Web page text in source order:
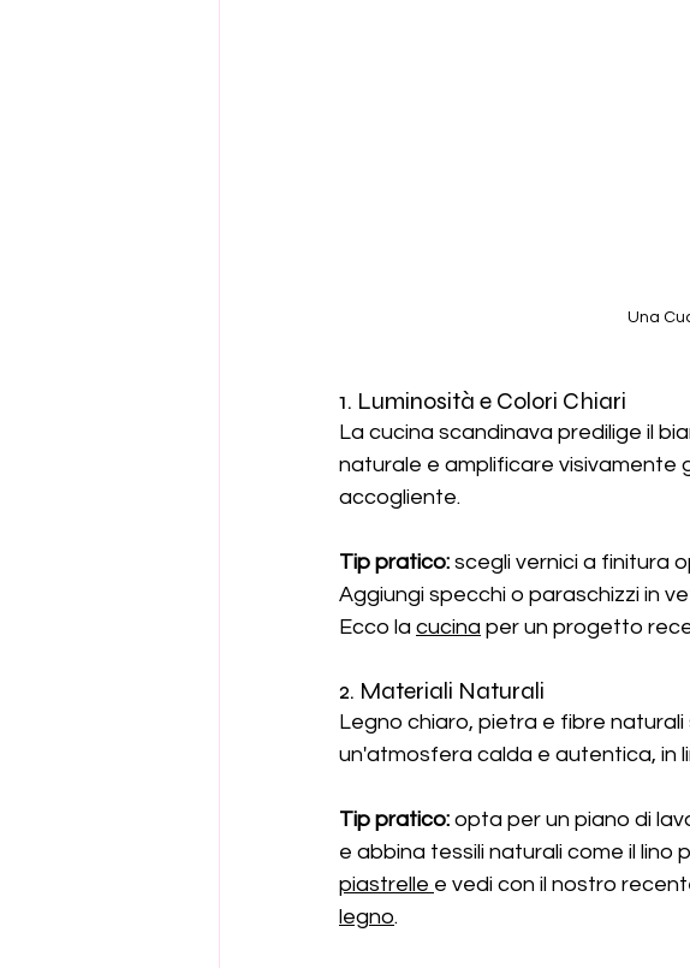
Una
1. Luminosità e Colori Chiari
La cucina scandinava predilige il
naturale e amplificare visivamente
accogliente.
Tip pratico: scegli vernici a finitura
Aggiungi specchi o paraschizzi in
Ecco la cucina per un progetto
2. Materiali Naturali
Legno chiaro, pietra e fibre
un'atmosfera calda e autentica, in
Tip pratico: opta per un piano di
e abbina tessili naturali come il lino
piastrelle e vedi con il nostro
legno.